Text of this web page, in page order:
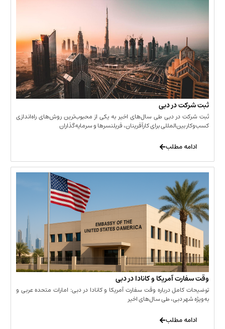
در دبی
دبی طی سال‌های اخیر به یکی از محبوب‌ترین روش‌های راه‌اندازی
برای کارآفرینان، فریلنسرها و سرمایه‌گذاران
آمریکا و کانادا در دبی
درباره وقت سفارت آمریکا و کانادا در دبی: امارات متحده عربی و
دبی، طی سال‌های اخیر